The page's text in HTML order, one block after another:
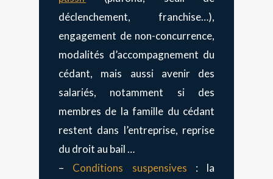
déclenchement, franchise…),
engagement de non-concurrence,
modalités d’accompagnement du
cédant, mais aussi avenir des
salariés, notamment si des
membres de la famille du cédant
restent dans l’entreprise, reprise
du droit au bail …
– Conditions suspensives : la